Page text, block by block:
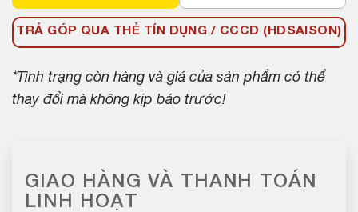
TRẢ GÓP QUA THẺ TÍN DỤNG / CCCD (HDSAISON)
*Tình trạng còn hàng và giá của sản phẩm có thể
thay đổi mà không kịp báo trước!
GIAO HÀNG VÀ THANH TOÁN
LINH HOẠT